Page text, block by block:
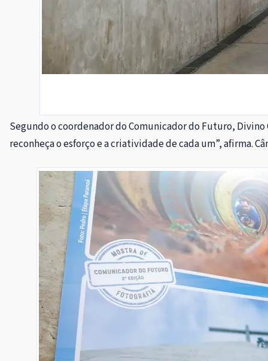
Segundo o coordenador do Comunicador do Futuro,
reconheça o esforço e a criatividade de cada um”, afirma.